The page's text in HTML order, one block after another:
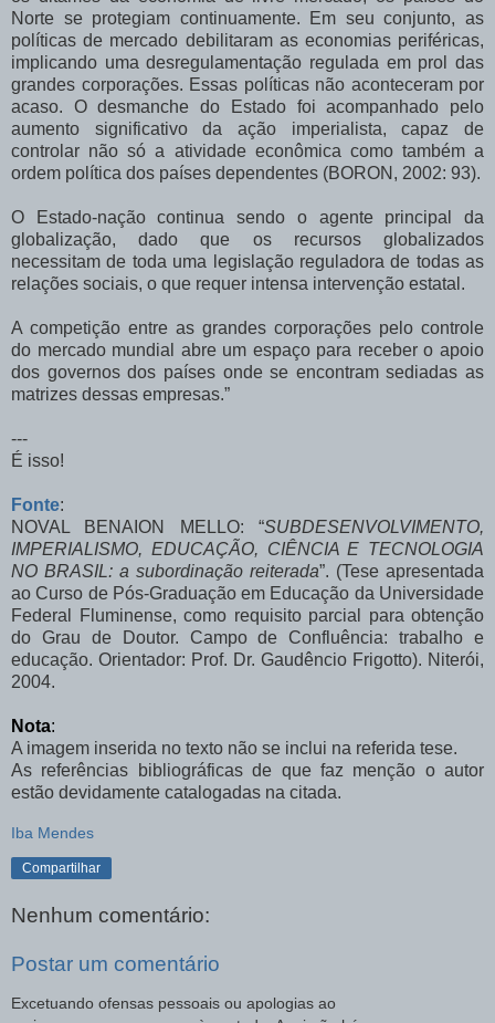
Norte se protegiam continuamente. Em seu conjunto, as
políticas de mercado debilitaram as economias periféricas,
implicando uma desregulamentação regulada em prol das
grandes corporações. Essas políticas não aconteceram por
acaso. O desmanche do Estado foi acompanhado pelo
aumento significativo da ação imperialista, capaz de
controlar não só a atividade econômica como também a
ordem política dos países dependentes (BORON, 2002: 93).
O Estado-nação continua sendo o agente principal da
globalização, dado que os recursos globalizados
necessitam de toda uma legislação reguladora de todas as
relações sociais, o que requer intensa intervenção estatal.
A competição entre as grandes corporações pelo controle
do mercado mundial abre um espaço para receber o apoio
dos governos dos países onde se encontram sediadas as
matrizes dessas empresas.”
---
É isso!
Fonte:
NOVAL BENAION MELLO: “SUBDESENVOLVIMENTO,
IMPERIALISMO, EDUCAÇÃO, CIÊNCIA E TECNOLOGIA
NO BRASIL: a subordinação reiterada”. (Tese apresentada
ao Curso de Pós-Graduação em Educação da Universidade
Federal Fluminense, como requisito parcial para obtenção
do Grau de Doutor. Campo de Confluência: trabalho e
educação. Orientador: Prof. Dr. Gaudêncio Frigotto). Niterói,
2004.
Nota:
A imagem inserida no texto não se inclui na referida tese.
As referências bibliográficas de que faz menção o autor
estão devidamente catalogadas na citada.
Iba Mendes
Compartilhar
Nenhum comentário:
Postar um comentário
Excetuando ofensas pessoais ou apologias ao